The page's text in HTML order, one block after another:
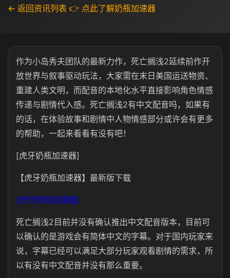
← 返回资讯列表 👉 点此了解奶瓶加速器
作为小岛秀夫团队的最新力作，死亡搁浅2延续前作开
放世界与叙事驱动玩法，大家需在末日美国运送物资、
重建人类文明，而配音的本地化水平直接影响角色情感
传递与剧情代入感。死亡搁浅2有中文配音吗，如果有
的话，在体验故事和剧情中人物情感部分或许会有更多
的帮助，一起来看看有没有吧！
[虎牙奶瓶加速器]
【虎牙奶瓶加速器】最新版下载
[虎牙奶瓶加速器]
死亡搁浅2目前并没有确认推出中文配音版本，目前可
以确认的是游戏会有简体中文的字幕。对于国内玩家来
说，字幕已经可以满足大部分玩家观看剧情的需求，所
以有没有中文配音并没有那么重要。